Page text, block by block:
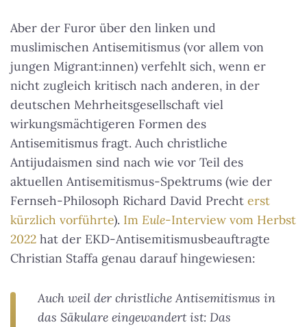
Aber der Furor über den linken und
muslimischen Antisemitismus (vor allem von
jungen Migrant:innen) verfehlt sich, wenn er
nicht zugleich kritisch nach anderen, in der
deutschen Mehrheitsgesellschaft viel
wirkungsmächtigeren Formen des
Antisemitismus fragt. Auch christliche
Antijudaismen sind nach wie vor Teil des
aktuellen Antisemitismus-Spektrums (wie der
Fernseh-Philosoph Richard David Precht erst
kürzlich vorführte). Im Eule-Interview vom Herbst
2022 hat der EKD-Antisemitismusbeauftragte
Christian Staffa genau darauf hingewiesen:
Auch weil der christliche Antisemitismus in
das Säkulare eingewandert ist: Das